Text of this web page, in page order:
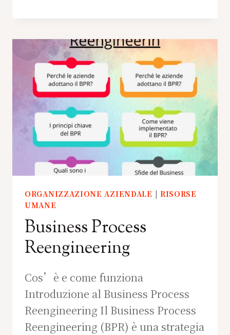
ORGANIZZAZIONE AZIENDALE | RISORSE
UMANE
Business Process
Reengineering
Cos’è e come funziona
Introduzione al Business Process
Reengineering Il Business Process
Reengineering (BPR) è una strategia